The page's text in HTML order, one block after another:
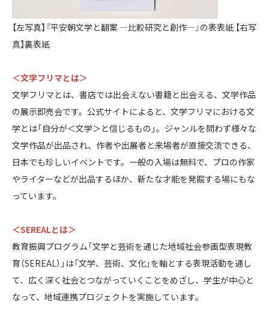
【左写真】『平安朝文学と翻案 ―比較研究と創作―』の表表紙 【右写
真】裏表紙
＜文学フリマとは＞
文学フリマとは、書店では出会えない書籍と出会える、文学作品
の展示即売会です。公式サイトによると、文学フリマにおける文
学とは「自分が＜文学＞と信じるもの」。ジャンルを問わず様々な
文学作品が出品され、作者や出展者と来場者が直接交流できる、
日本でも珍しいイベントです。一般の入場は無料で、プロの作家
やライターなどが出品するほか、新たな才能を発掘する場にもな
っています。
＜SEREALとは＞
教育振興プログラム「文学と芸術を通じた地域社会参画型表現教
育（SEREAL）」は「文学、芸術、文化」を軸とする表現活動を通し
て、広く深く社会とつながっていくことをめざし、学生が中心と
なって、地域連携プロジェクトを実施しています。